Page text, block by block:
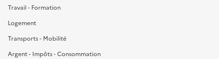
Travail - Formation
Logement
Transports - Mobilité
Argent - Impôts - Consommation